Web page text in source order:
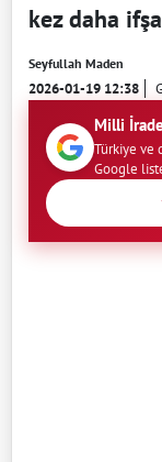
kez daha
Seyfullah Maden
2026-01-19 12:38
Milli
Türkiye ve
Google